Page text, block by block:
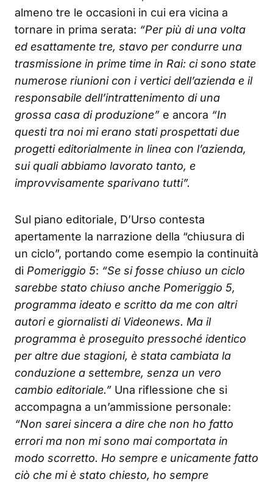
almeno tre le occasioni in cui era vicina a
tornare in prima serata: “Per più di una volta
ed esattamente tre, stavo per condurre una
trasmissione in prime time in Rai: ci sono state
numerose riunioni con i vertici dell’azienda e il
responsabile dell’intrattenimento di una
grossa casa di produzione” e ancora “In
questi tra noi mi erano stati prospettati due
progetti editorialmente in linea con l’azienda,
sui quali abbiamo lavorato tanto, e
improvvisamente sparivano tutti”.
Sul piano editoriale, D’Urso contesta
apertamente la narrazione della “chiusura di
un ciclo”, portando come esempio la continuità
di Pomeriggio 5: “Se si fosse chiuso un ciclo
sarebbe stato chiuso anche Pomeriggio 5,
programma ideato e scritto da me con altri
autori e giornalisti di Videonews. Ma il
programma è proseguito pressoché identico
per altre due stagioni, è stata cambiata la
conduzione a settembre, senza un vero
cambio editoriale.” Una riflessione che si
accompagna a un’ammissione personale:
“Non sarei sincera a dire che non ho fatto
errori ma non mi sono mai comportata in
modo scorretto. Ho sempre e unicamente fatto
ciò che mi è stato chiesto, ho sempre